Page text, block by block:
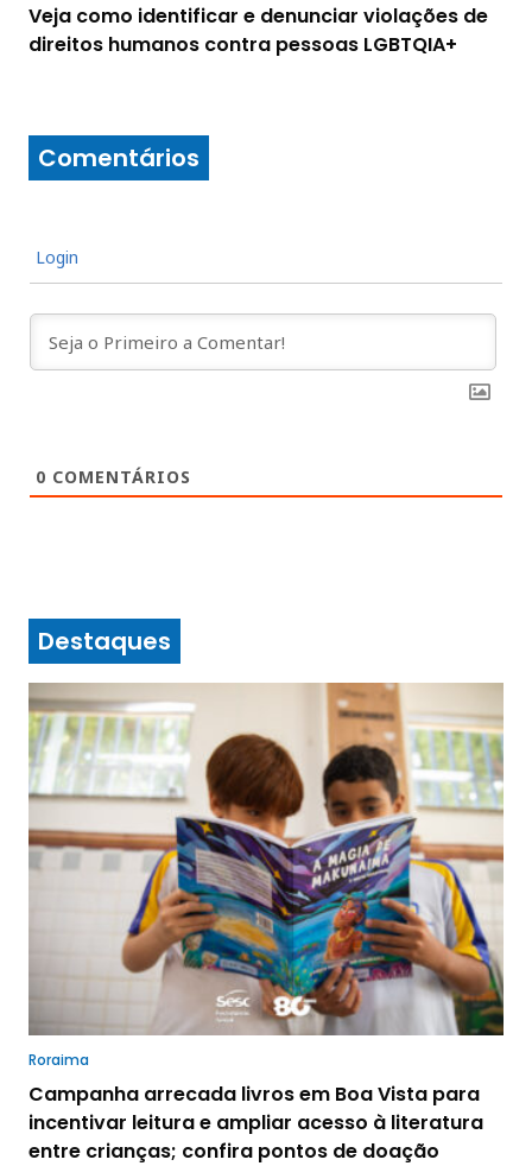
Veja como identificar e denunciar violações de
direitos humanos contra pessoas LGBTQIA+
Comentários
Login
0 COMENTÁRIOS
Destaques
Roraima
Campanha arrecada livros em Boa Vista para
incentivar leitura e ampliar acesso à literatura
entre crianças; confira pontos de doação